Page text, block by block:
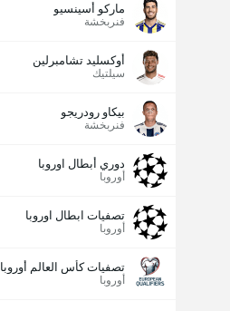
ماركو أسينسيو
فنربخشة
أوكسليد تشامبرلين
سيلتيك
بيكاو رودريجو
فنربخشة
دوري أبطال اوروبا
أوروبا
تصفيات ابطال اوروبا
أوروبا
تصفيات كأس العالم أوروبا
أوروبا